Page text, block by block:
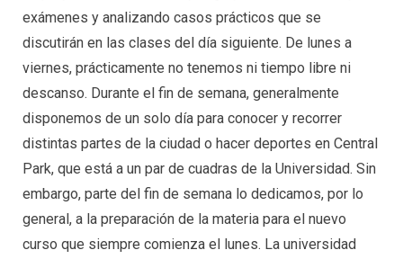
exámenes y analizando casos prácticos que se
discutirán en las clases del día siguiente. De lunes a
viernes, prácticamente no tenemos ni tiempo libre ni
descanso. Durante el fin de semana, generalmente
disponemos de un solo día para conocer y recorrer
distintas partes de la ciudad o hacer deportes en Central
Park, que está a un par de cuadras de la Universidad. Sin
embargo, parte del fin de semana lo dedicamos, por lo
general, a la preparación de la materia para el nuevo
curso que siempre comienza el lunes. La universidad